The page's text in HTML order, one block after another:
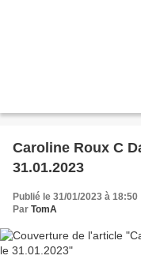
Caroline Roux C
31.01.2023
Publié le 31/01/2023 à 18:50
Par TomA